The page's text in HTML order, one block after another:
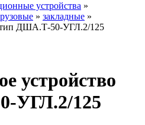
устройства »
» закладные »
тип ДША.Т-50-УГЛ.2/125
устройство
УГЛ.2/125